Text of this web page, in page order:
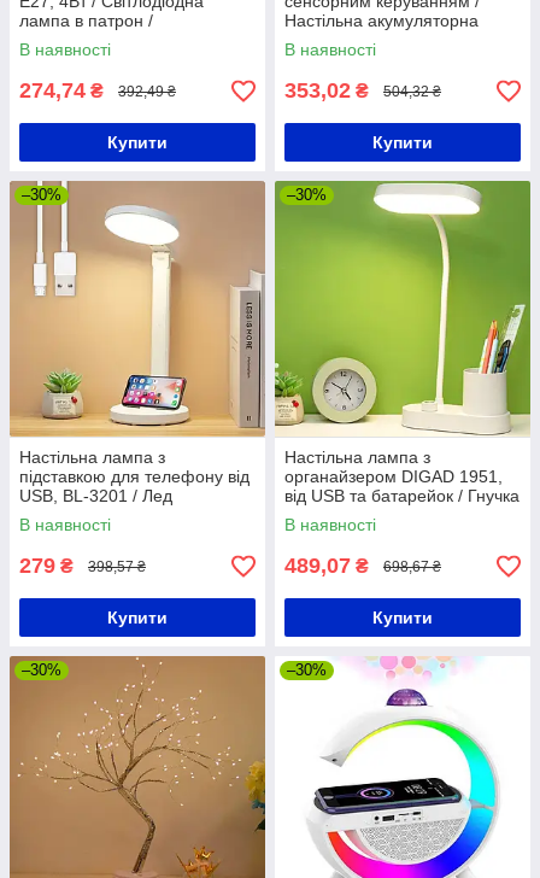
лампа в патрон /
Декоративна лед лампочка
В наявності
274,74 ₴ 392,49 ₴
Купити
Настільна акумуляторна
лампа-світильник
В наявності
353,02 ₴ 504,32 ₴
Купити
–30%
Настільна лампа з
підставкою для телефону від
USB, BL-3201 / Лед
світильник настільний /
Настільний нічник
В наявності
279 ₴ 398,57 ₴
Купити
–30%
Настільна лампа з
органайзером DIGAD 1951,
від USB та батарейок / Гнучка
LED лампа з регулюванням
світла
В наявності
489,07 ₴ 698,67 ₴
Купити
–30% –30%